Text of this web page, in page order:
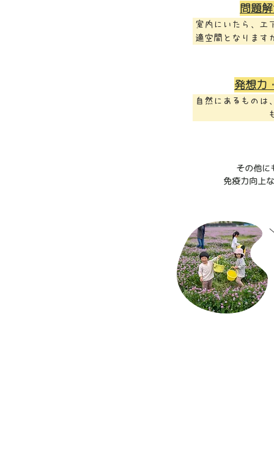
バラン
問題
室内にいたら、エ
適空間となります
問題があるからこ
て、答え
立ちはだかった
考えられる機会
発想力
自然にあるものは
何にでも変化で
その他に
免疫力向上